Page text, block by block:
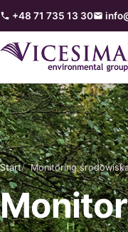
+48 71 735 13 30
Start Monitoring